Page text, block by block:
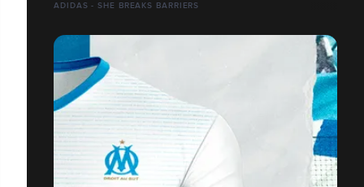
ADIDAS - SHE BREAKS BARRIERS